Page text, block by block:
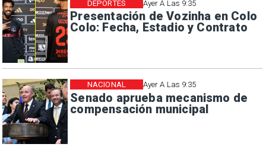
Ayer A Las 9:35
Presentación de Vozinha en Colo
Colo: Fecha, Estadio y Contrato
DEPORTES
Ayer A Las 9:35
Senado aprueba mecanismo de
compensación municipal
NACIONAL